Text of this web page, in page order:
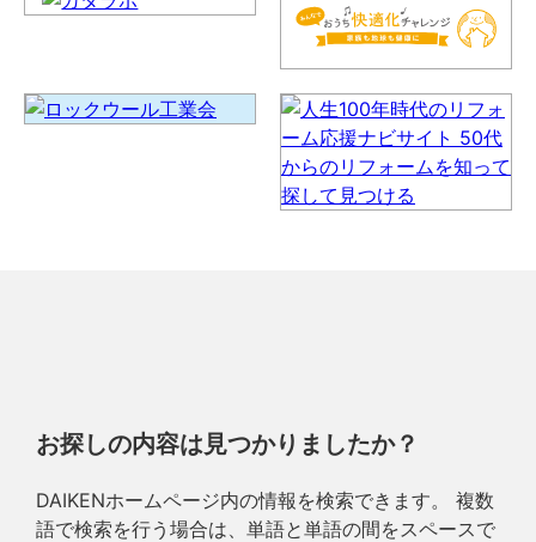
お探しの内容は見つかりましたか？
DAIKENホームページ内の情報を検索できます。 複数
語で検索を行う場合は、単語と単語の間をスペースで